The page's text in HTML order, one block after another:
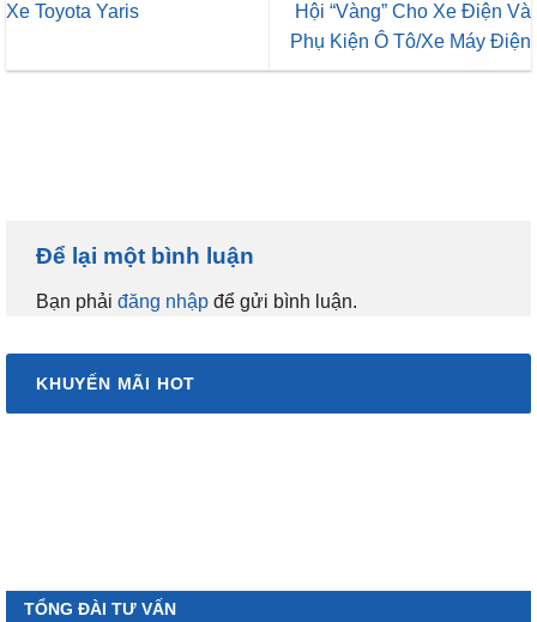
Xe Toyota Yaris
Hội “Vàng” Cho Xe Điện Và
Phụ Kiện Ô Tô/Xe Máy Điện
Để lại một bình luận
Bạn phải đăng nhập để gửi bình luận.
KHUYẾN MÃI HOT
TỔNG ĐÀI TƯ VẤN